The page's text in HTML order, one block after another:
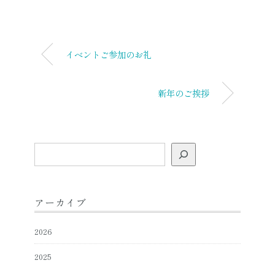
イベントご参加のお礼
新年のご挨拶
索
アーカイブ
2026
2025